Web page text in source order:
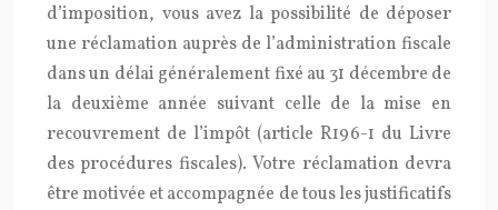
d’imposition, vous avez la possibilité de déposer
une réclamation auprès de l’administration fiscale
dans un délai généralement fixé au 31 décembre de
la deuxième année suivant celle de la mise en
recouvrement de l’impôt (article R196-1 du Livre
des procédures fiscales). Votre réclamation devra
être motivée et accompagnée de tous les justificatifs